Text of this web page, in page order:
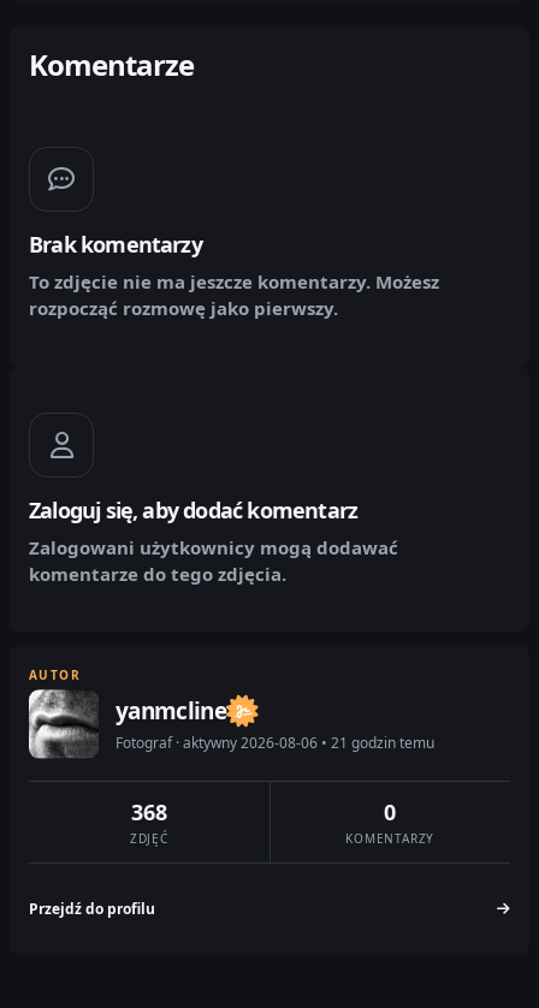
Komentarze
Brak komentarzy
To zdjęcie nie ma jeszcze komentarzy. Możesz
rozpocząć rozmowę jako pierwszy.
Zaloguj się, aby dodać komentarz
Zalogowani użytkownicy mogą dodawać
komentarze do tego zdjęcia.
AUTOR
yanmcline
Fotograf · aktywny 2026-08-06 • 21 godzin temu
368
ZDJĘĆ
0
KOMENTARZY
Przejdź do profilu